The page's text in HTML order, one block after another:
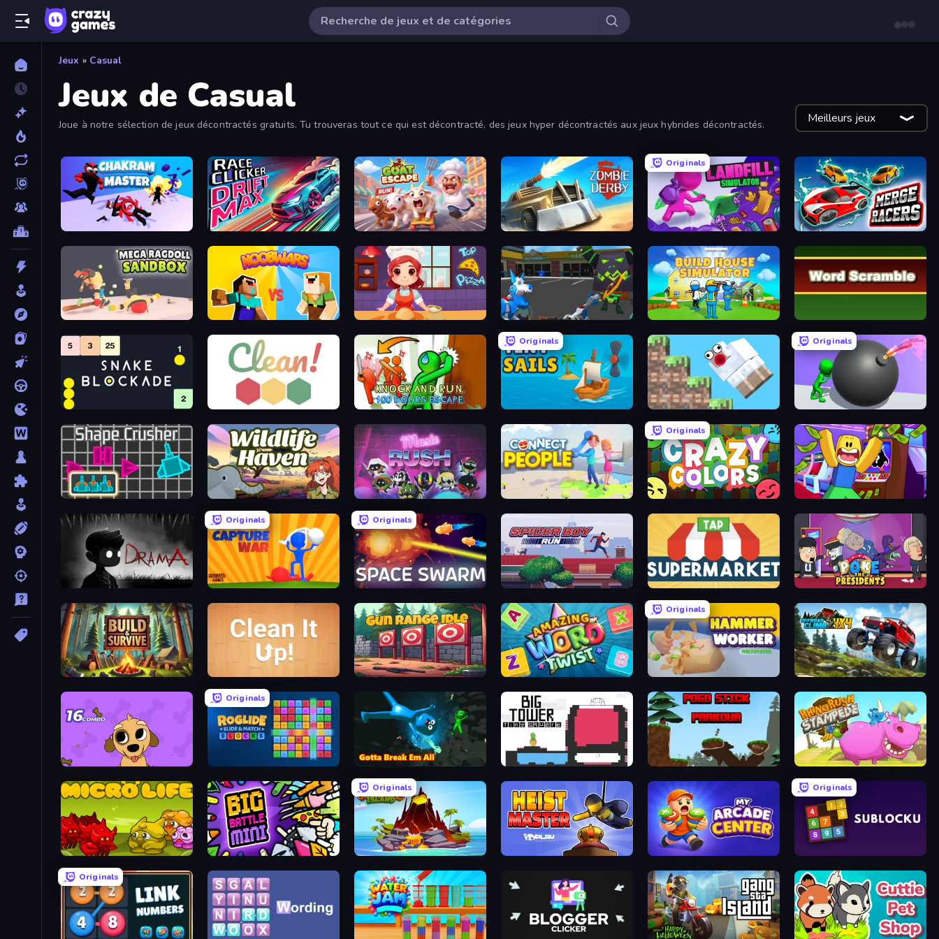
Jeux » Casual
Jeux de Casual
Joue à notre sélection de jeux décontractés gratuits. Tu trouveras tout ce qui est décontracté, des jeux hyper décontractés aux jeux hybrides décontractés. Meilleurs jeux
Chakram Master Race Clicker: Drift Max Goat Escape! Zombie Derby
Originals
Landfill Simulator Merge Racers
NoobWars Top Pizza Robot Dog City Simulator Build House Simulator
Snake Blockade Knock and Run: 100 Doors Escape
Originals
Crazy Sheep
Originals
Bomb Roll
Shape Crusher Wildlife Haven: Sandbox Safari Music Rush Connect People: State Control
Originals
Crazy Colors Robbie: Game Challenges
DRAMA
Originals
Capture War
Originals
Space Swarm Spider Boy Run Tap Supermarket Poke the Presidents
Build & Survive Gun Range Idle Amazing Word Twist
Originals
Hammer Worker Offroad Climb 4x4
Good Doggo
Originals
Roglide: Slide & Match Blocks Bone Breaker Tycoon Big Tower Tiny Square Pogo Stick Parkour: Rage Game Rhino Rush Stampede
Microlife Big Battle Mini
Originals
Volcano Island My Arcade Center
Originals
Originals